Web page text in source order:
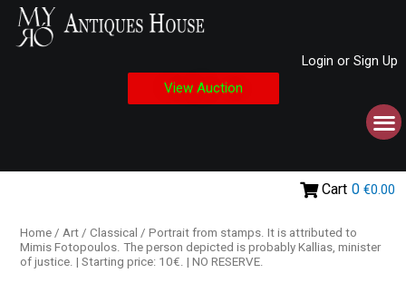
Login or Sign Up
View Auction
Cart 0 €0.00
Home / Art / Classical / Portrait from stamps. It is attributed to
Mimis Fotopoulos. The person depicted is probably Kallias, minister
of justice. | Starting price: 10€. | NO RESERVE.